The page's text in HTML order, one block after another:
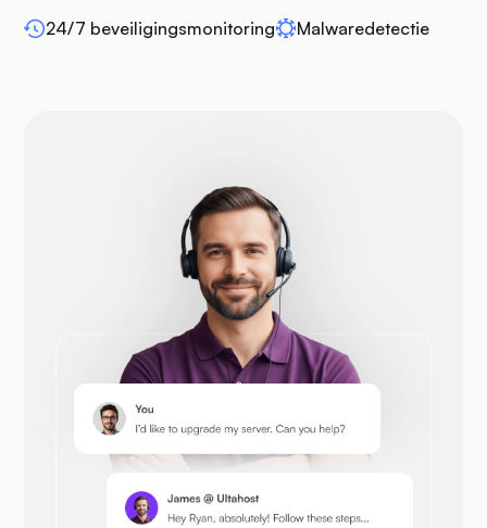
WP-extendify
Opencart
Prestashop
24/7 beveiligingsmonitoring Malwaredetectie